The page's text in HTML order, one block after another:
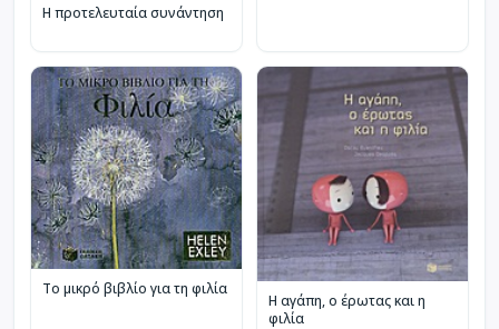
Η προτελευταία συνάντηση
Το μικρό βιβλίο για τη φιλία
Η αγάπη, ο έρωτας και η
φιλία